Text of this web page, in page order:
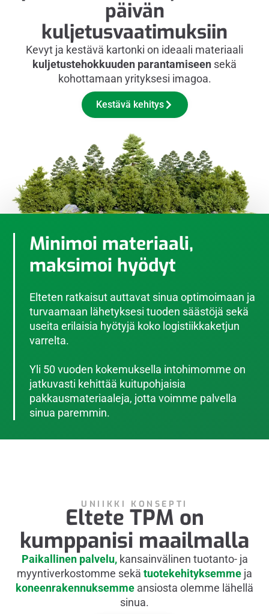
päivän
kuljetusvaatimuksiin
Kevyt ja kestävä kartonki on ideaali materiaali
kuljetustehokkuuden parantamiseen sekä
kohottamaan yrityksesi imagoa.
Kestävä kehitys
Minimoi materiaali,
maksimoi hyödyt
Elteten ratkaisut auttavat sinua optimoimaan ja
turvaamaan lähetyksesi tuoden säästöjä sekä
useita erilaisia hyötyjä koko logistiikkaketjun
varrelta.
Yli 50 vuoden kokemuksella intohimomme on
jatkuvasti kehittää kuitupohjaisia
pakkausmateriaaleja, jotta voimme palvella
sinua paremmin.
UNIIKKI KONSEPTI
Eltete TPM on
kumppanisi maailmalla
Paikallinen palvelu,kansainvälinen tuotanto- ja
myyntiverkostomme sekä tuotekehityksemme ja
koneenrakennuksemme ansiosta olemme lähellä
sinua.